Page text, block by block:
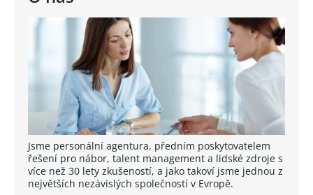
Jsme personální agentura, předním poskytovatelem
řešení pro nábor, talent management a lidské zdroje s
více než 30 lety zkušeností, a jako takoví jsme jednou z
největších nezávislých společností v Evropě.